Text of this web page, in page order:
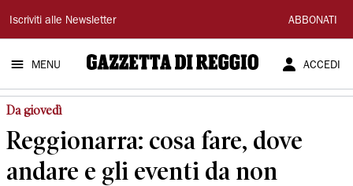
Gazzetta
di
Reggio
Iscriviti alle Newsletter ABBONATI
MENU ACCEDI
Da giovedì
Reggionarra: cosa fare, dove
andare e gli eventi da non